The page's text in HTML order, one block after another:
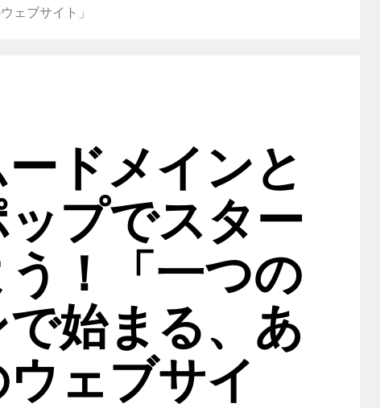
ェブサイト」
ドメインと
ップでスター
う！「一つの
始まる、あ
ェブサイ